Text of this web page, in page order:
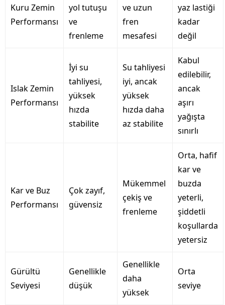
Kuru Zemin
Performansı
yol tutuşu
ve
frenleme
ve uzun
fren
mesafesi
yaz lastiği
kadar
değil
Islak Zemin
Performansı
İyi su
tahliyesi,
yüksek
hızda
stabilite
Su tahliyesi
iyi, ancak
yüksek
hızda daha
az stabilite
Kabul
edilebilir,
ancak
aşırı
yağışta
sınırlı
Kar ve Buz
Performansı
Çok zayıf,
güvensiz
Mükemmel
çekiş ve
frenleme
Orta, hafif
kar ve
buzda
yeterli,
şiddetli
koşullarda
yetersiz
Gürültü
Seviyesi
Genellikle
düşük
Genellikle
daha
yüksek
Orta
seviye